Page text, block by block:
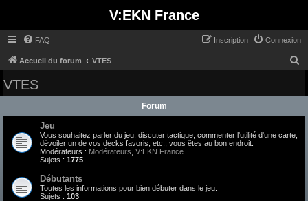
V:EKN France
FAQ Connexion
Inscription
Accueil du forum VTES
VTES
Forum
Jeu
Vous souhaitez parler du jeu, discuter tactique, commenter l'utilité d'une carte,
dévoiler un de vos decks favoris, etc., vous êtes au bon endroit.
Modérateurs : Modérateurs V:EKN France
Sujets : 1775
Débutants
Toutes les informations pour bien débuter dans le jeu.
Sujets : 103